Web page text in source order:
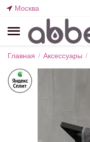
Москва
Главная / Аксессуары /